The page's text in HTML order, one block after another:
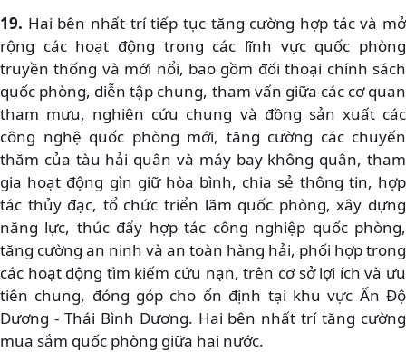
19. Hai bên nhất trí tiếp tục tăng cường hợp tác và mở
rộng các hoạt động trong các lĩnh vực quốc phòng
truyền thống và mới nổi, bao gồm đối thoại chính sách
quốc phòng, diễn tập chung, tham vấn giữa các cơ quan
tham mưu, nghiên cứu chung và đồng sản xuất các
công nghệ quốc phòng mới, tăng cường các chuyến
thăm của tàu hải quân và máy bay không quân, tham
gia hoạt động gìn giữ hòa bình, chia sẻ thông tin, hợp
tác thủy đạc, tổ chức triển lãm quốc phòng, xây dựng
năng lực, thúc đẩy hợp tác công nghiệp quốc phòng,
tăng cường an ninh và an toàn hàng hải, phối hợp trong
các hoạt động tìm kiếm cứu nạn, trên cơ sở lợi ích và ưu
tiên chung, đóng góp cho ổn định tại khu vực Ấn Độ
Dương - Thái Bình Dương. Hai bên nhất trí tăng cường
mua sắm quốc phòng giữa hai nước.